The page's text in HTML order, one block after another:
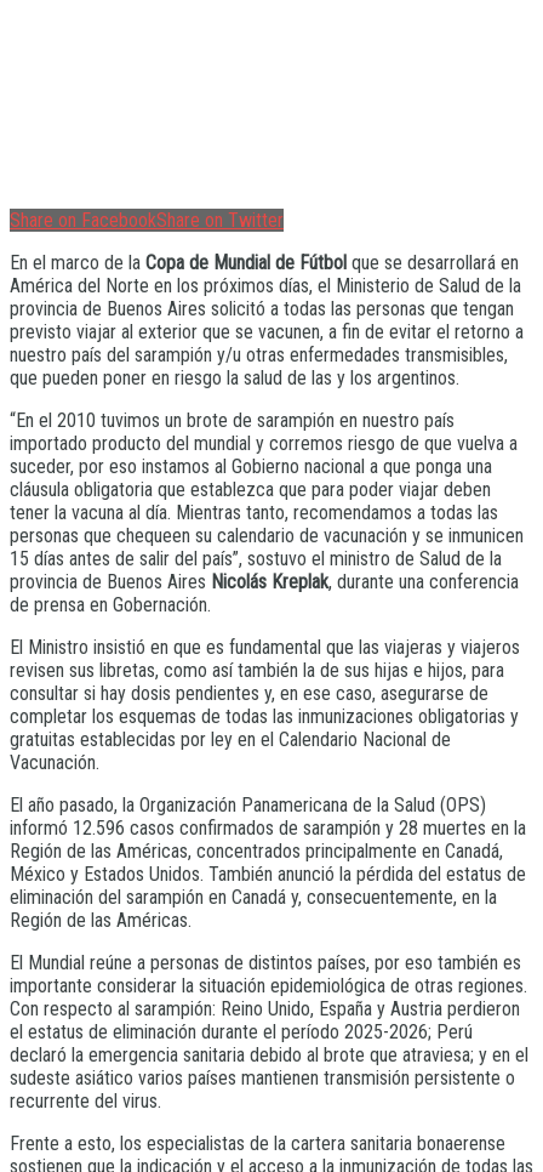
Share on FacebookShare on Twitter
En el marco de la Copa de Mundial de Fútbol que se desarrollará en
América del Norte en los próximos días, el Ministerio de Salud de la
provincia de Buenos Aires solicitó a todas las personas que tengan
previsto viajar al exterior que se vacunen, a fin de evitar el retorno a
nuestro país del sarampión y/u otras enfermedades transmisibles,
que pueden poner en riesgo la salud de las y los argentinos.
“En el 2010 tuvimos un brote de sarampión en nuestro país
importado producto del mundial y corremos riesgo de que vuelva a
suceder, por eso instamos al Gobierno nacional a que ponga una
cláusula obligatoria que establezca que para poder viajar deben
tener la vacuna al día. Mientras tanto, recomendamos a todas las
personas que chequeen su calendario de vacunación y se inmunicen
15 días antes de salir del país”, sostuvo el ministro de Salud de la
provincia de Buenos Aires Nicolás Kreplak, durante una conferencia
de prensa en Gobernación.
El Ministro insistió en que es fundamental que las viajeras y viajeros
revisen sus libretas, como así también la de sus hijas e hijos, para
consultar si hay dosis pendientes y, en ese caso, asegurarse de
completar los esquemas de todas las inmunizaciones obligatorias y
gratuitas establecidas por ley en el Calendario Nacional de
Vacunación.
El año pasado, la Organización Panamericana de la Salud (OPS)
informó 12.596 casos confirmados de sarampión y 28 muertes en la
Región de las Américas, concentrados principalmente en Canadá,
México y Estados Unidos. También anunció la pérdida del estatus de
eliminación del sarampión en Canadá y, consecuentemente, en la
Región de las Américas.
El Mundial reúne a personas de distintos países, por eso también es
importante considerar la situación epidemiológica de otras regiones.
Con respecto al sarampión: Reino Unido, España y Austria perdieron
el estatus de eliminación durante el período 2025-2026; Perú
declaró la emergencia sanitaria debido al brote que atraviesa; y en el
sudeste asiático varios países mantienen transmisión persistente o
recurrente del virus.
Frente a esto, los especialistas de la cartera sanitaria bonaerense
sostienen que la indicación y el acceso a la inmunización de todas las